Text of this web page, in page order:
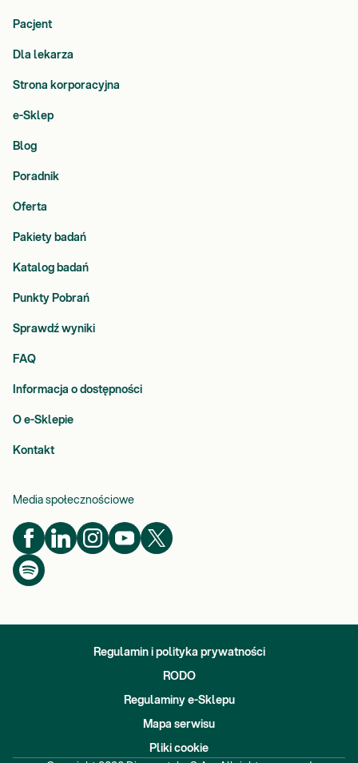
Pacjent
Dla lekarza
Strona korporacyjna
e-Sklep
Blog
Poradnik
Oferta
Pakiety badań
Katalog badań
Punkty Pobrań
Sprawdź wyniki
FAQ
Informacja o dostępności
O e-Sklepie
Kontakt
Media społecznościowe
Regulamin i polityka prywatności
RODO
Regulaminy e-Sklepu
Mapa serwisu
Pliki cookie